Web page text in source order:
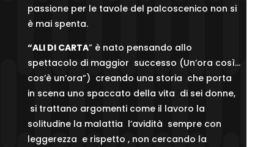
passione per le tavole del palcoscenico non si
è mai spenta.
“ALI DI CARTA” è nato pensando allo
spettacolo di maggior successo (Un’ora così…
cos’è un’ora”) creando una storia che porta
in scena uno spaccato della vita di sei donne,
si trattano argomenti come il lavoro la
solitudine la malattia l’avidità sempre con
leggerezza e rispetto , non cercando la